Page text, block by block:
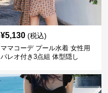
¥5,130 (税込)
ママコーデ プール水着 女性用
パレオ付き3点組 体型隠し